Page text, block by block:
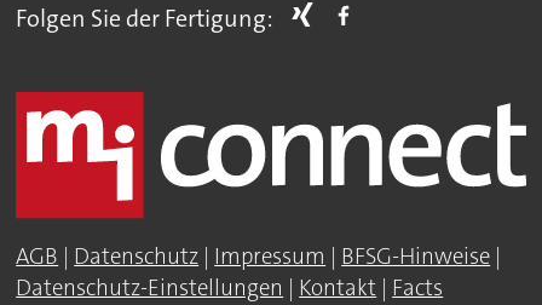
Folgen Sie der Fertigung:
AGB | Datenschutz | Impressum | BFSG-Hinweise |
Datenschutz-Einstellungen | Kontakt | Facts